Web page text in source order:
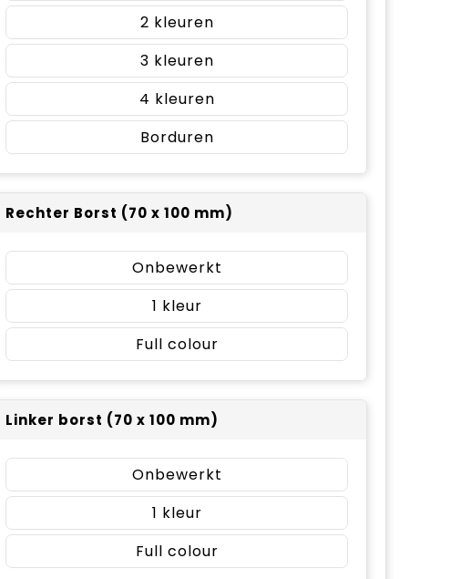
2
3
4
Borduren
Rechter Borst (70 x 100 mm)
Onbewerkt
1
Full colour
Linker borst (70 x 100 mm)
Onbewerkt
1
Full colour